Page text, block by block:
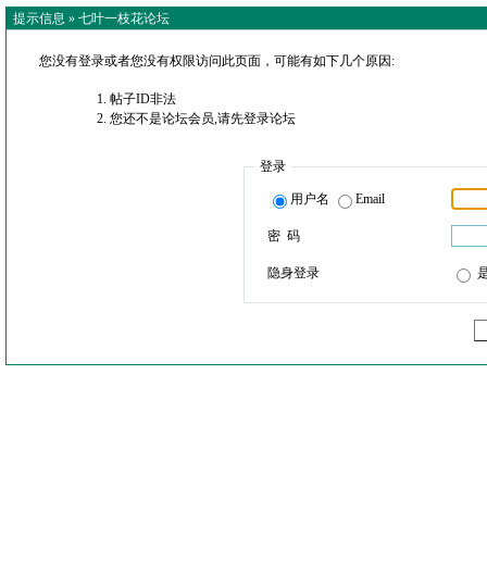
提示信息 » 七叶一枝花论坛
您没有登录或者您没有权限访问此页面，可能有如下几个原因:
帖子ID非法
您还不是论坛会员,请先登录论坛
登录
用户名 Email
密 码
隐身登录